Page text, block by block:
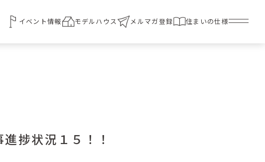
イベント情報 モデルハウス メルマガ登録 住まいの仕様
捗状況１５！！